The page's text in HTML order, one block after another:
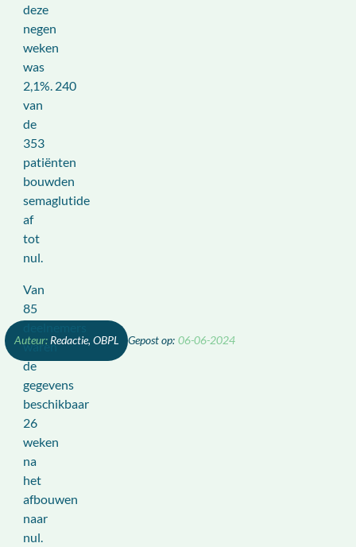
Redactie, OBPL 06-06-2024
deze
negen
weken
was
2,1%. 240
van
de
353
patiënten
bouwden
semaglutide
af
tot
nul.
Van
85
waren
de
gegevens
beschikbaar
26
weken
na
het
afbouwen
naar
nul.